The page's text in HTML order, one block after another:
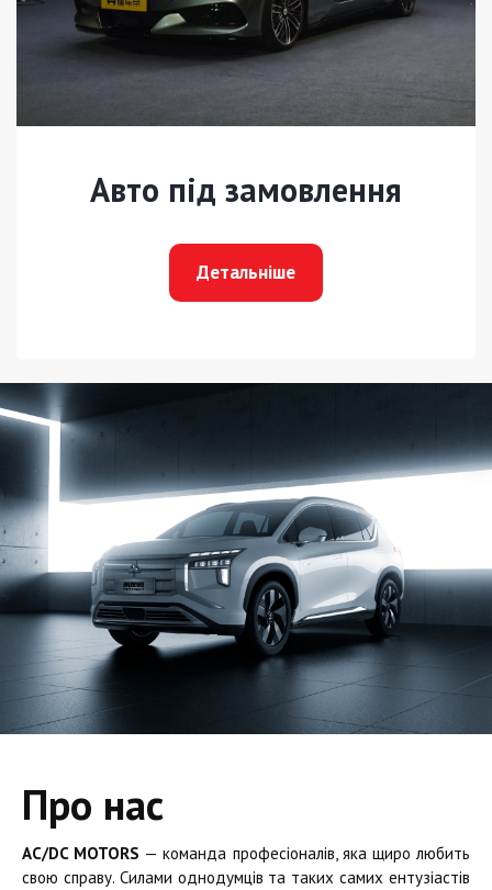
Авто під замовлення
Детальніше
Про нас
AC/DC MOTORS — команда професіоналів, яка щиро любить
свою справу. Силами однодумців та таких самих ентузіастів